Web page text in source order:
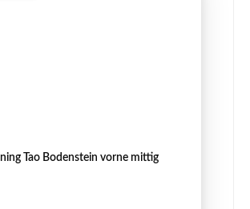
Tao Bodenstein vorne mittig